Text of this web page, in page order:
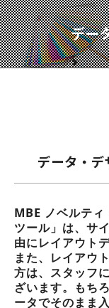
デー
データ・
MBE ノベルテ
ツール」は、サ
由にレイアウト
また、レイアウ
方は、スタッフ
ざいます。もち
ータでそのまま